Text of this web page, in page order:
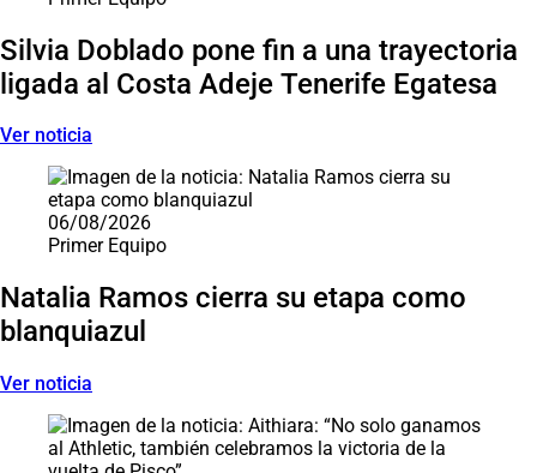
Silvia Doblado pone fin a una trayectoria
ligada al Costa Adeje Tenerife Egatesa
Ver noticia
06/08/2026
Primer Equipo
Natalia Ramos cierra su etapa como
blanquiazul
Ver noticia